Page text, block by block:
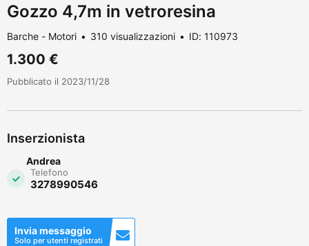
Gozzo 4,7m in vetroresina
Barche - Motori 310 visualizzazioni ID: 110973
1.300 €
Pubblicato il 2023/11/28
Inserzionista
Andrea
Telefono
3278990546
Invia messaggio
Solo per utenti registrati